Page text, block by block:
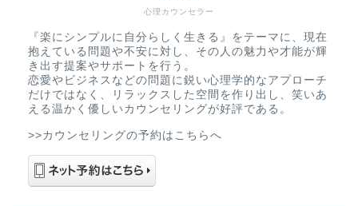
心理カウンセラー
『楽にシンプルに自分らしく生きる』をテーマに、現在
抱えている問題や不安に対し、その人の魅力や才能が輝
き出す提案やサポートを行う。
恋愛やビジネスなどの問題に鋭い心理学的なアプローチ
だけではなく、リラックスした空間を作り出し、笑いあ
える温かく優しいカウンセリングが好評である。
>>カウンセリングの予約はこちらへ